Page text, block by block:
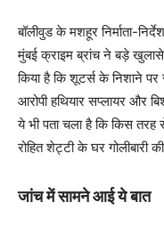
बॉलीवुड के मशहूर निर्माता-
मुंबई क्राइम ब्रांच ने बड़े
किया है कि शूटर्स के निशाने पर
आरोपी हथियार सप्लायर और
ये भी पता चला है कि किस
रोहित शेट्टी के घर गोलीबारी
जांच में सामने आई ये बात